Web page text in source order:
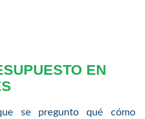
EN
se pregunto qué cómo